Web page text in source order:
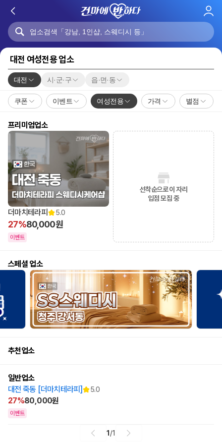
로
대전 여성전용 업소
대전 시·군·구 읍·면·동
쿠폰 이벤트 여성전용 가격 별점
프리미엄업소
더마치테라피 5.0
27%80,000원
이벤트
선착순으로 이 자리
입점 모집 중
스페셜 업소
추천업소
일반업소
대전 죽동 [더마치테라피]
5.0
27%80,000원
이벤트
1 /1